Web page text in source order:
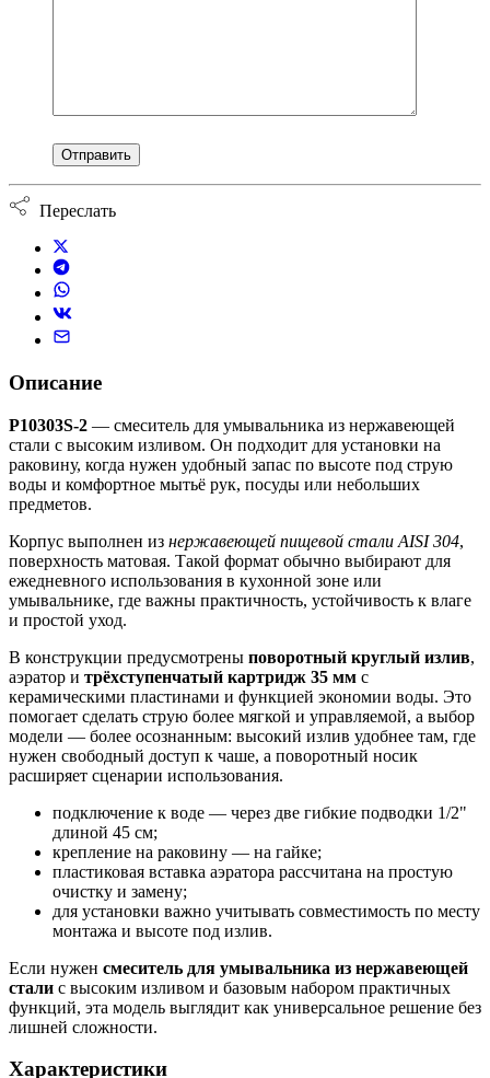
Переслать
Описание
Р10303S-2 — смеситель для умывальника из нержавеющей
стали с высоким изливом. Он подходит для установки на
раковину, когда нужен удобный запас по высоте под струю
воды и комфортное мытьё рук, посуды или небольших
предметов.
Корпус выполнен из нержавеющей пищевой стали AISI 304,
поверхность матовая. Такой формат обычно выбирают для
ежедневного использования в кухонной зоне или
умывальнике, где важны практичность, устойчивость к влаге
и простой уход.
В конструкции предусмотрены поворотный круглый излив,
аэратор и трёхступенчатый картридж 35 мм с
керамическими пластинами и функцией экономии воды. Это
помогает сделать струю более мягкой и управляемой, а выбор
модели — более осознанным: высокий излив удобнее там, где
нужен свободный доступ к чаше, а поворотный носик
расширяет сценарии использования.
подключение к воде — через две гибкие подводки 1/2"
длиной 45 см;
крепление на раковину — на гайке;
пластиковая вставка аэратора рассчитана на простую
очистку и замену;
для установки важно учитывать совместимость по месту
монтажа и высоте под излив.
Если нужен смеситель для умывальника из нержавеющей
стали с высоким изливом и базовым набором практичных
функций, эта модель выглядит как универсальное решение без
лишней сложности.
Характеристики